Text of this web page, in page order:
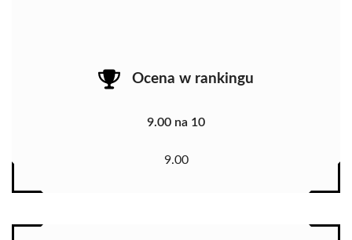
Ocena w rankingu
9.00 na 10
9.00